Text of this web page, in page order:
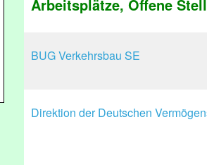
Arbeitsplätze, Offene
BUG Verkehrsbau SE
Direktion der Deutschen